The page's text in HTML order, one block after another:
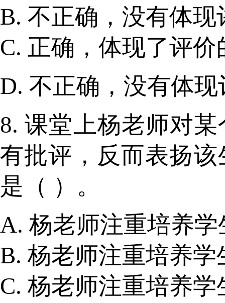
B. 不正确，没有体
C. 正确，体现了评
D. 不正确，没有体
8. 课堂上杨老师对
有批评，反而表扬
是（ ）。
A. 杨老师注重培养
B. 杨老师注重培养
C. 杨老师注重培养